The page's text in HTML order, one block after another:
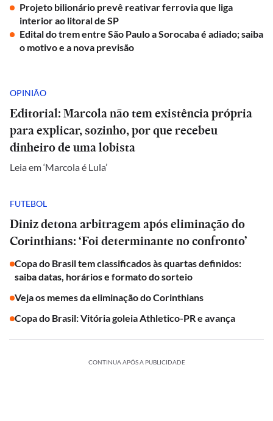
Projeto bilionário prevê reativar ferrovia que liga
interior ao litoral de SP
Edital do trem entre São Paulo a Sorocaba é adiado; saiba
o motivo e a nova previsão
OPINIÃO
Editorial: Marcola não tem existência própria
para explicar, sozinho, por que recebeu
dinheiro de uma lobista
Leia em ‘Marcola é Lula’
FUTEBOL
Diniz detona arbitragem após eliminação do
Corinthians: ‘Foi determinante no confronto’
Copa do Brasil tem classificados às quartas definidos:
saiba datas, horários e formato do sorteio
Veja os memes da eliminação do Corinthians
Copa do Brasil: Vitória goleia Athletico-PR e avança
CONTINUA APÓS A PUBLICIDADE